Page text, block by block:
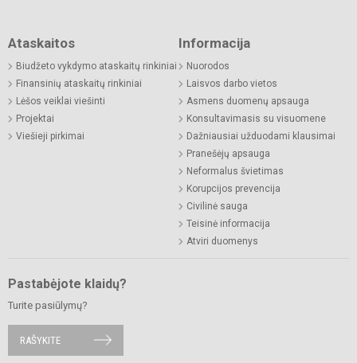
Ataskaitos
Biudžeto vykdymo ataskaitų rinkiniai
Finansinių ataskaitų rinkiniai
Lėšos veiklai viešinti
Projektai
Viešieji pirkimai
Informacija
Nuorodos
Laisvos darbo vietos
Asmens duomenų apsauga
Konsultavimasis su visuomene
Dažniausiai užduodami klausimai
Pranešėjų apsauga
Neformalus švietimas
Korupcijos prevencija
Civilinė sauga
Teisinė informacija
Atviri duomenys
Pastabėjote klaidų?
Turite pasiūlymų?
RAŠYKITE